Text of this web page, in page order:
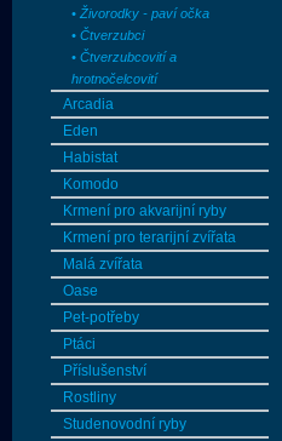
• Živorodky - paví očka
• Čtverzubci
• Čtverzubcovití a
hrotnočelcovití
Arcadia
Eden
Habistat
Komodo
Krmení pro akvarijní ryby
Krmení pro terarijní zvířata
Malá zvířata
Oase
Pet-potřeby
Ptáci
Příslušenství
Rostliny
Studenovodní ryby